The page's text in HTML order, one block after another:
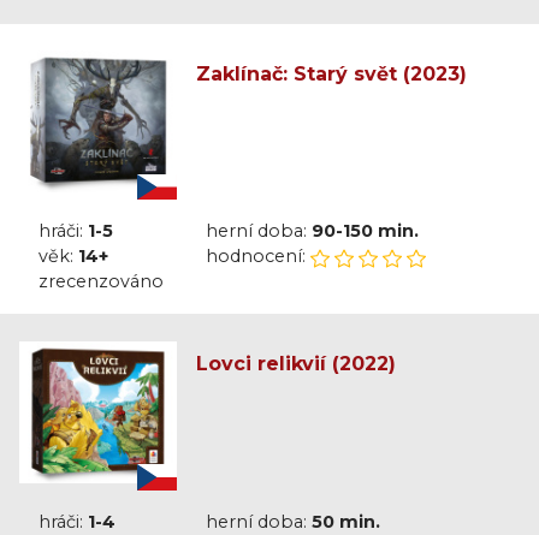
Zaklínač: Starý svět (2023)
hráči: 1-5 herní doba: 90-150 min.
věk: 14+
hodnocení:
zrecenzováno
Lovci relikvií (2022)
hráči: 1-4 herní doba: 50 min.